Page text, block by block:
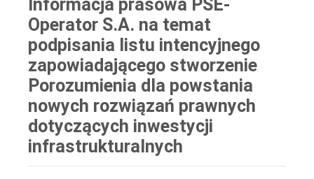
Informacja prasowa PSE-
Operator S.A. na temat
podpisania listu intencyjnego
zapowiadającego stworzenie
Porozumienia dla powstania
nowych rozwiązań prawnych
dotyczących inwestycji
infrastrukturalnych